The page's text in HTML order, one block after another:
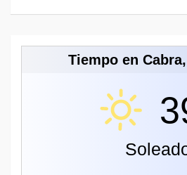
Tiempo en